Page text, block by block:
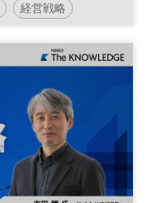
経営戦略